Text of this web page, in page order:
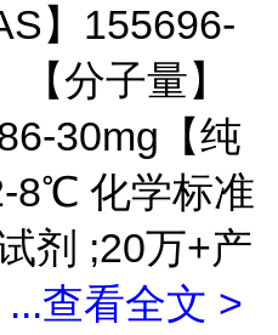
】155696-
分子量】
30mg【纯
8℃ 化学标准
剂 ;20万+产
...查看全文 >